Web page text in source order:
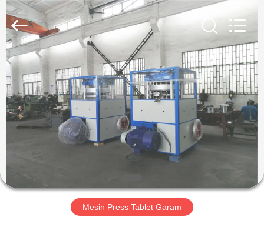
RUMAH
PRODUK
TENTANG
TUR
Changzhou
Chenguang
Machinery
Co.,
Ltd..
Rights
Reserved.
Mesin Press Tablet Garam